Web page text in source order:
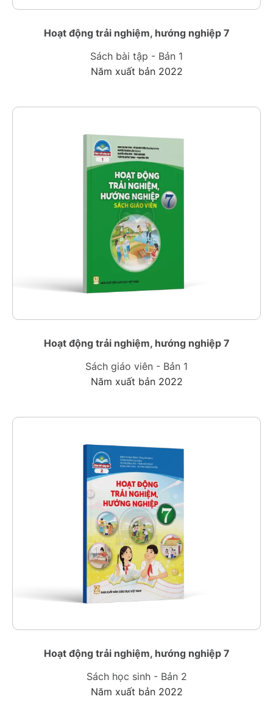
Hoạt động trải nghiệm, hướng nghiệp 7
Sách bài tập - Bản 1
Năm xuất bản 2022
Hoạt động trải nghiệm, hướng nghiệp 7
Sách giáo viên - Bản 1
Năm xuất bản 2022
Hoạt động trải nghiệm, hướng nghiệp 7
Sách học sinh - Bản 2
Năm xuất bản 2022